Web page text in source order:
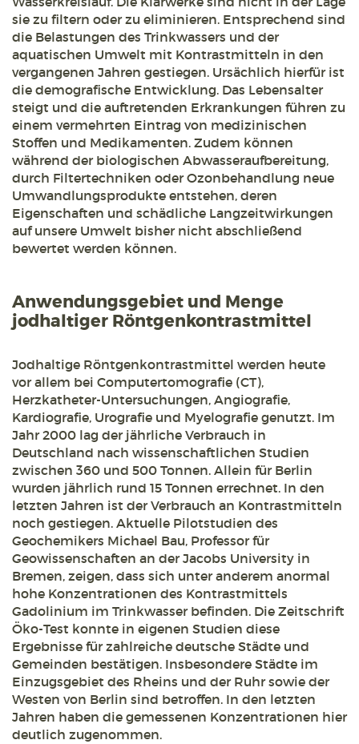
sie zu filtern oder zu eliminieren. Entsprechend sind
die Belastungen des Trinkwassers und der
aquatischen Umwelt mit Kontrastmitteln in den
vergangenen Jahren gestiegen. Ursächlich hierfür ist
die demografische Entwicklung. Das Lebensalter
steigt und die auftretenden Erkrankungen führen zu
einem vermehrten Eintrag von medizinischen
Stoffen und Medikamenten. Zudem können
während der biologischen Abwasseraufbereitung,
durch Filtertechniken oder Ozonbehandlung neue
Umwandlungsprodukte entstehen, deren
Eigenschaften und schädliche Langzeitwirkungen
auf unsere Umwelt bisher nicht abschließend
bewertet werden können.
Anwendungsgebiet und Menge
jodhaltiger Röntgenkontrastmittel
Jodhaltige Röntgenkontrastmittel werden heute
vor allem bei Computertomografie (CT),
Herzkatheter-Untersuchungen, Angiografie,
Kardiografie, Urografie und Myelografie genutzt. Im
Jahr 2000 lag der jährliche Verbrauch in
Deutschland nach wissenschaftlichen Studien
zwischen 360 und 500 Tonnen. Allein für Berlin
wurden jährlich rund 15 Tonnen errechnet. In den
letzten Jahren ist der Verbrauch an Kontrastmitteln
noch gestiegen. Aktuelle Pilotstudien des
Geochemikers Michael Bau, Professor für
Geowissenschaften an der Jacobs University in
Bremen, zeigen, dass sich unter anderem anormal
hohe Konzentrationen des Kontrastmittels
Gadolinium im Trinkwasser befinden. Die Zeitschrift
Öko-Test konnte in eigenen Studien diese
Ergebnisse für zahlreiche deutsche Städte und
Gemeinden bestätigen. Insbesondere Städte im
Einzugsgebiet des Rheins und der Ruhr sowie der
Westen von Berlin sind betroffen. In den letzten
Jahren haben die gemessenen Konzentrationen hier
deutlich zugenommen.